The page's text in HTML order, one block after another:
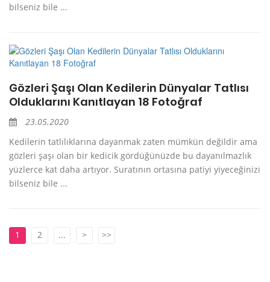
bilseniz bile ...
Gözleri Şaşı Olan Kedilerin Dünyalar Tatlısı
Olduklarını Kanıtlayan 18 Fotoğraf
23.05.2020
Kedilerin tatlılıklarına dayanmak zaten mümkün değildir ama
gözleri şaşı olan bir kedicik gördüğünüzde bu dayanılmazlık
yüzlerce kat daha artıyor. Suratının ortasına patiyi yiyeceğinizi
bilseniz bile ...
1 2 ... > >>